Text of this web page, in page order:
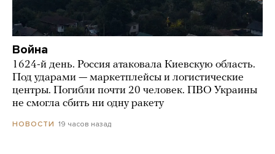
Война
1624-й день. Россия атаковала Киевскую область.
Под ударами — маркетплейсы и логистические
центры. Погибли почти 20 человек. ПВО Украины
не смогла сбить ни одну ракету
НОВОСТИ 19 часов назад